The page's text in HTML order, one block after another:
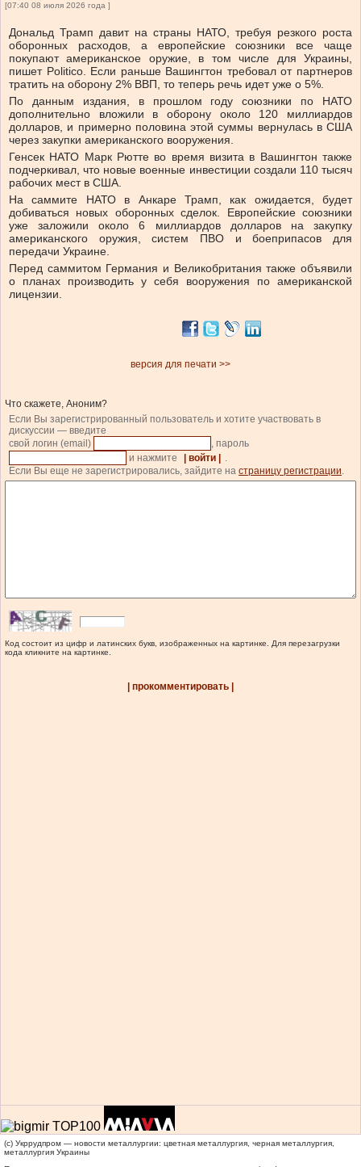
[07:40 08 июля 2026 года ]
Дональд Трамп давит на страны НАТО, требуя резкого роста
оборонных расходов, а европейские союзники все чаще
покупают американское оружие, в том числе для Украины,
пишет Politico. Если раньше Вашингтон требовал от партнеров
тратить на оборону 2% ВВП, то теперь речь идет уже о 5%.
По данным издания, в прошлом году союзники по НАТО
дополнительно вложили в оборону около 120 миллиардов
долларов, и примерно половина этой суммы вернулась в США
через закупки американского вооружения.
Генсек НАТО Марк Рютте во время визита в Вашингтон также
подчеркивал, что новые военные инвестиции создали 110 тысяч
рабочих мест в США.
На саммите НАТО в Анкаре Трамп, как ожидается, будет
добиваться новых оборонных сделок. Европейские союзники
уже заложили около 6 миллиардов долларов на закупку
американского оружия, систем ПВО и боеприпасов для
передачи Украине.
Перед саммитом Германия и Великобритания также объявили
о планах производить у себя вооружения по американской
лицензии.
версия для печати >>
Что скажете, Аноним?
Если Вы зарегистрированный пользователь и хотите участвовать в
дискуссии — введите
свой логин (email)
, пароль
и нажмите
| войти |
.
Если Вы еще не зарегистрировались, зайдите на страницу регистрации.
Код состоит из цифр и латинских букв, изображенных на картинке. Для перезагрузки
кода кликните на картинке.
| прокомментировать |
(c) Укррудпром — новости металлургии: цветная металлургия, черная металлургия,
металлургия Украины